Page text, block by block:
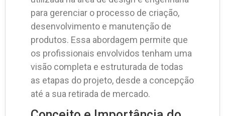
para gerenciar o processo de criação,
desenvolvimento e manutenção de
produtos. Essa abordagem permite que
os profissionais envolvidos tenham uma
visão completa e estruturada de todas
as etapas do projeto, desde a concepção
até a sua retirada de mercado.